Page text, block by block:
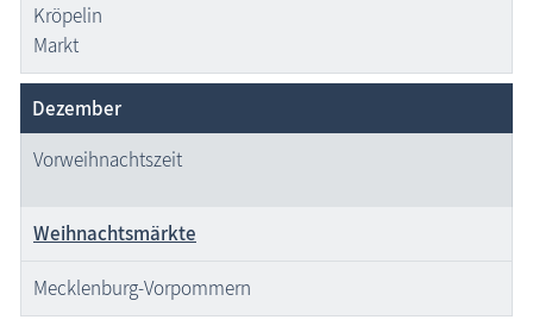
Kröpelin
Markt
Dezember
Vorweihnachtszeit
Weihnachtsmärkte
Mecklenburg-Vorpommern